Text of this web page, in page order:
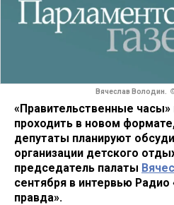
Вячеслав Володин.
«Правительственные часы»
проходить в новом
депутаты планируют
организации детского
председатель палаты
сентября в интервью
правда».